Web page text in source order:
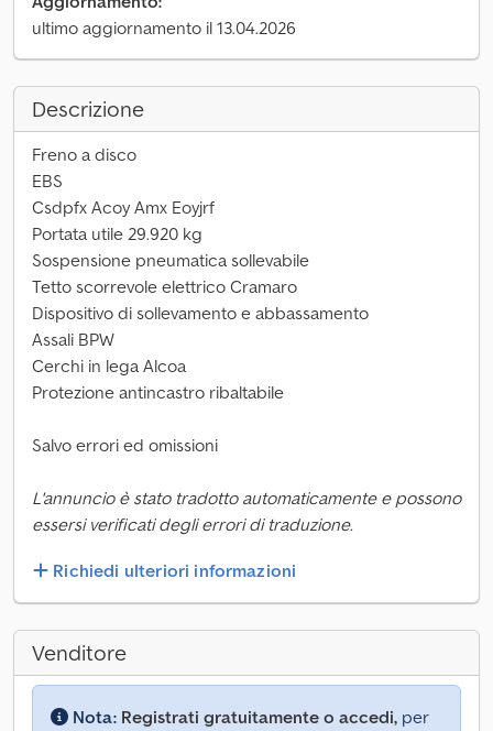
ultimo aggiornamento il 13.04.2026
Descrizione
Freno a disco
EBS
Csdpfx Acoy Amx Eoyjrf
Portata utile 29.920 kg
Sospensione pneumatica sollevabile
Tetto scorrevole elettrico Cramaro
Dispositivo di sollevamento e abbassamento
Assali BPW
Cerchi in lega Alcoa
Protezione antincastro ribaltabile
Salvo errori ed omissioni
L'annuncio è stato tradotto automaticamente e possono
essersi verificati degli errori di traduzione.
Richiedi ulteriori informazioni
Venditore
Nota: Registrati gratuitamente o accedi, per